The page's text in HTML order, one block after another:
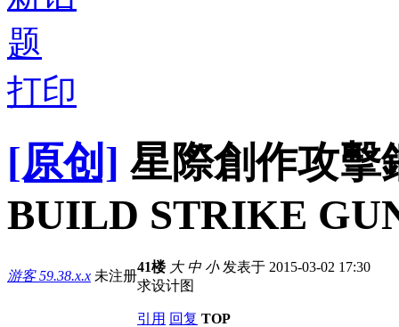
打印
[原创] 星際創作攻擊
BUILD STRIKE
游客59.38.x.x 未注册
41楼 大 中 小发表于 2015-03-02 17:30
求设计图
引用 回复 TOP